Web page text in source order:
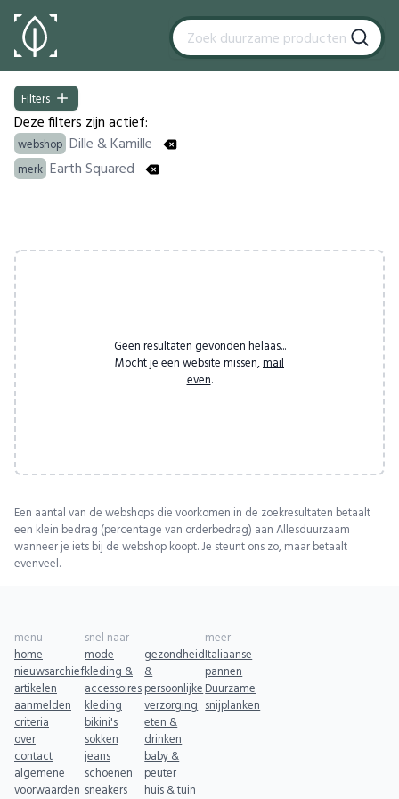
Filters
Filters
Deze filters zijn actief:
webshop Dille & Kamille
merk Earth Squared
Geen resultaten gevonden helaas...
Mocht je een website missen, mail
even.
Een aantal van de webshops die voorkomen in de zoekresultaten betaalt
een klein bedrag (percentage van orderbedrag) aan Allesduurzaam
wanneer je iets bij de webshop koopt. Je steunt ons zo, maar betaalt
evenveel.
menu
home
nieuwsarchief
artikelen
aanmelden
criteria
over
contact
algemene
voorwaarden
snel naar
mode
kleding &
accessoires
kleding
bikini's
sokken
jeans
schoenen
sneakers
gezondheid
&
persoonlijke
verzorging
eten &
drinken
baby &
peuter
huis & tuin
meer
Italiaanse
pannen
Duurzame
snijplanken